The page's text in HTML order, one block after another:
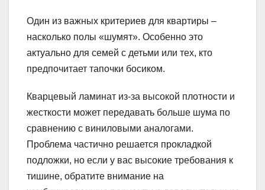
Один из важных критериев для квартиры –
насколько полы «шумят». Особенно это
актуально для семей с детьми или тех, кто
предпочитает тапочки босиком.
Кварцевый ламинат из-за высокой плотности и
жесткости может передавать больше шума по
сравнению с виниловыми аналогами.
Проблема частично решается прокладкой
подложки, но если у вас высокие требования к
тишине, обратите внимание на